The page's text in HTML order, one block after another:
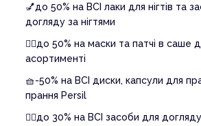
💅до 50% на ВСІ лаки для нігтів та
догляду за нігтями
🧖‍♀️до 50% на маски та патчі в саше
асортименті
🧺-50% на ВСІ диски, капсули для
прання Persil
💇‍♀️до 30% на ВСІ засоби для